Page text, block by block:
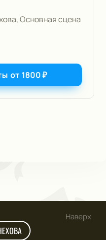
Основная сцена
от 1800₽
Наверх